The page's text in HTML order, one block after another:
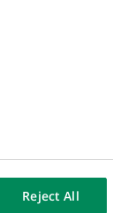
Banking -
Reject All